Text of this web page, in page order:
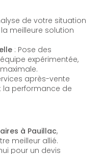
de votre situation
meilleure solution
: Pose des
expérimentée,
après-vente
la performance de
à Pauillac,
meilleur allié.
pour un devis